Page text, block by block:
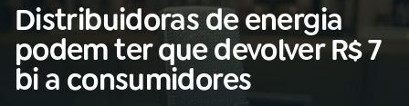
Buscar
na
Rádio
Nacional
Buscar
Distribuidoras de energia
podem ter que devolver R$ 7
bi a consumidores